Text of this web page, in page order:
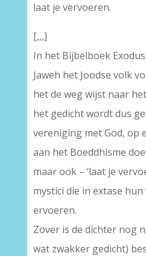
laat je vervoeren.
[,,,]
In het Bijbelboek
Jaweh het Joodse volk
het de weg wijst naar
het gedicht wordt dus
vereniging met God, op
aan het Boeddhisme
maar ook – ‘laat je
mystici die in extase
ervoeren.
Zover is de dichter nog
wat zwakker gedicht)